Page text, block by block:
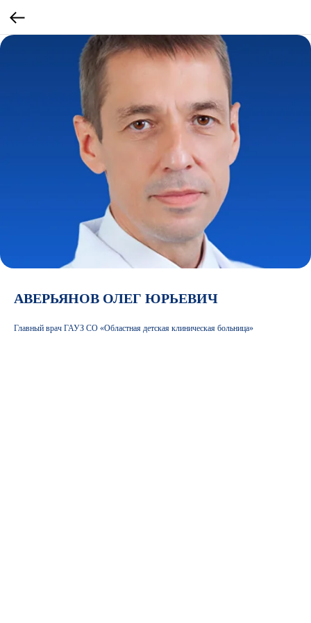
АВЕРЬЯНОВ ОЛЕГ ЮРЬЕВИЧ
Главный врач ГАУЗ СО «Областная детская клиническая больница»